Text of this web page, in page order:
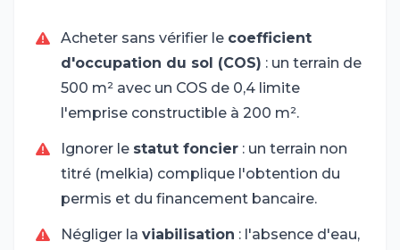
Acheter sans vérifier le coefficient
d'occupation du sol (COS) : un terrain de
500 m² avec un COS de 0,4 limite
l'emprise constructible à 200 m².
Ignorer le statut foncier : un terrain non
titré (melkia) complique l'obtention du
permis et du financement bancaire.
Négliger la viabilisation : l'absence d'eau,